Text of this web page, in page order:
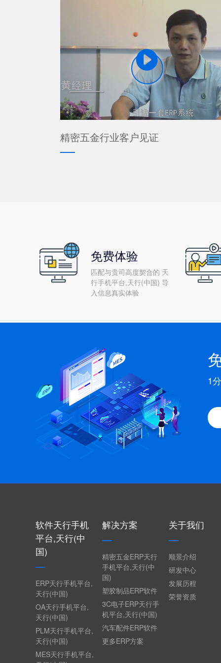

精密五金行业客户见证
免费体验
匹配与贵司高度契合的 天
行手机平台,天行(中国) 导
入信息真实体验
1
软件天行手机
平台,天行(中
国)
ERP天行手机平台,
天行(中国)
OA天行手机平台,
天行(中国)
PLM天行手机平台,
天行(中国)
MES天行手机平台,
解决方案
精密五金ERP天行
手机平台,天行(中
国)
塑胶制品ERP软件
3C电子ERP天行手
机平台,天行(中国)
汽车配件ERP软件
更多ERP方案
关于我们
顺景介绍
研发中心
发展历程
荣誉资质